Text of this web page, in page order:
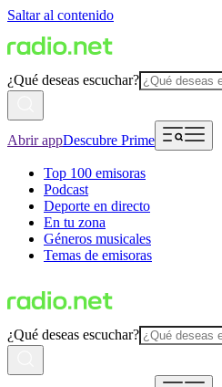
Saltar al contenido
¿Qué deseas escuchar?
Abrir appDescubre Prime
Top 100 emisoras
Podcast
Deporte en directo
En tu zona
Géneros musicales
Temas de emisoras
¿Qué deseas escuchar?